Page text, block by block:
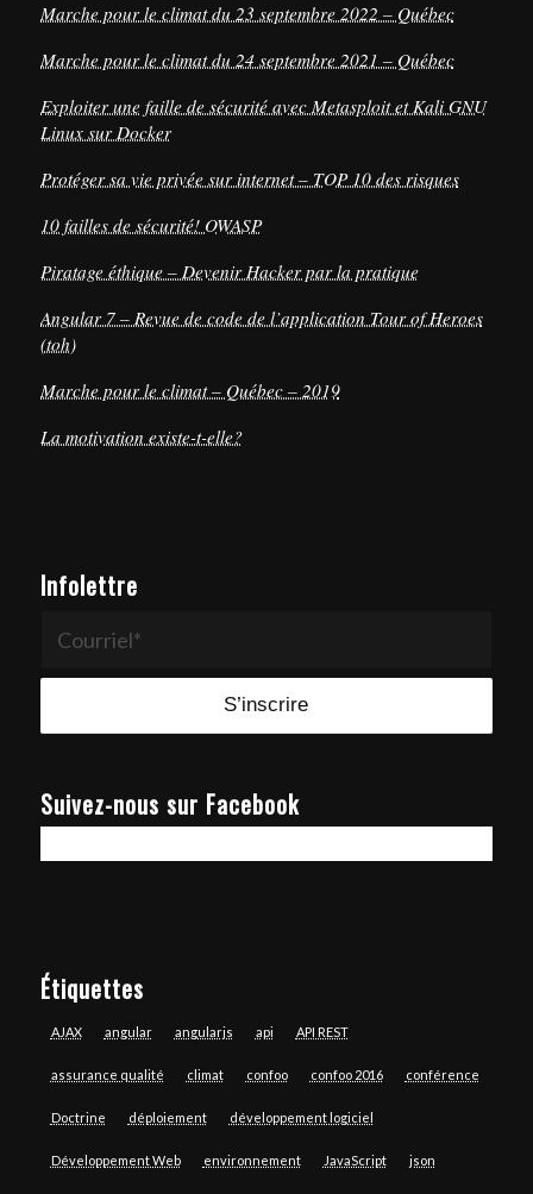
Marche pour le climat du 23 septembre 2022 – Québec
Marche pour le climat du 24 septembre 2021 – Québec
Exploiter une faille de sécurité avec Metasploit et Kali GNU
Linux sur Docker
Protéger sa vie privée sur internet – TOP 10 des risques
10 failles de sécurité! OWASP
Piratage éthique – Devenir Hacker par la pratique
Angular 7 – Revue de code de l’application Tour of Heroes
(toh)
Marche pour le climat – Québec – 2019
La motivation existe-t-elle?
Infolettre
Suivez-nous sur Facebook
Étiquettes
AJAX angular angularjs api API REST
assurance qualité climat confoo confoo 2016 conférence
Doctrine déploiement développement logiciel
Développement Web environnement JavaScript json